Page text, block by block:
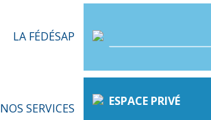
LA FÉDÉSAP
NOS SERVICES ESPACE PRIVÉ